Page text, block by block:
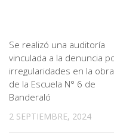
Se realizó una auditoría
vinculada a la denuncia
irregularidades en la obra
de la Escuela N° 6 de
Banderaló
2 SEPTIEMBRE, 2024